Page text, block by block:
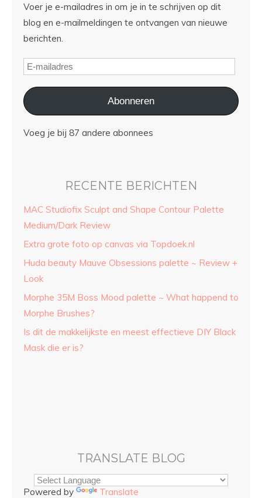
Voer je e-mailadres in om je in te schrijven op dit
blog en e-mailmeldingen te ontvangen van nieuwe
berichten.
Abonneren
Voeg je bij 87 andere abonnees
RECENTE BERICHTEN
MAC Studiofix Sculpt and Shape Contour Palette
Medium/Dark Review
Extra grote foto op canvas via Topdoek.nl
Huda beauty Mauve Obsessions palette ~ Review +
Look
Morphe 35M Boss Mood palette ~ What happend to
Morphe Brushes?
Is dit de makkelijkste en meest effectieve DIY Black
Mask die er is?
TRANSLATE BLOG
Powered by Translate